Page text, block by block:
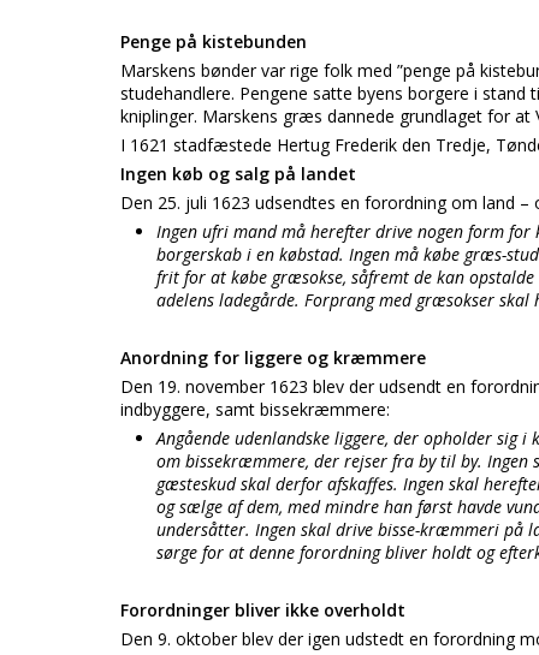
Penge på kistebunden
Marskens bønder var rige folk med ”penge på
studehandlere. Pengene satte byens borgere i
kniplinger. Marskens græs dannede grundlaget for
I 1621 stadfæstede Hertug Frederik den Tredje,
Ingen køb og salg på landet
Den 25. juli 1623 udsendtes en forordning om land
Ingen ufri mand må herefter drive nogen form
borgerskab i en købstad. Ingen må købe græs-
frit for at købe græsokse, såfremt de kan
adelens ladegårde. Forprang med græsokser
Anordning for liggere og kræmmere
Den 19. november 1623 blev der udsendt en
indbyggere, samt bissekræmmere:
Angående udenlandske liggere, der opholder sig
om bissekræmmere, der rejser fra by til by. Ingen
gæsteskud skal derfor afskaffes. Ingen skal
og sælge af dem, med mindre han først havde
undersåtter. Ingen skal drive bisse-kræmmeri på
sørge for at denne forordning bliver holdt og
Forordninger bliver ikke overholdt
Den 9. oktober blev der igen udstedt en forordning